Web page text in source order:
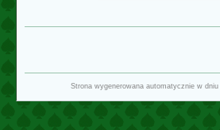
Strona wygenerowana automatycznie w dniu